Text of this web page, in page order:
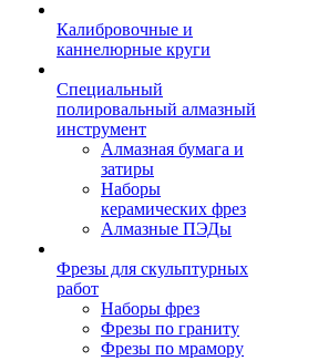
Калибровочные и
каннелюрные круги
Специальный
полировальный алмазный
инструмент
Алмазная бумага и
затиры
Наборы
керамических фрез
Алмазные ПЭДы
Фрезы для скульптурных
работ
Наборы фрез
Фрезы по граниту
Фрезы по мрамору